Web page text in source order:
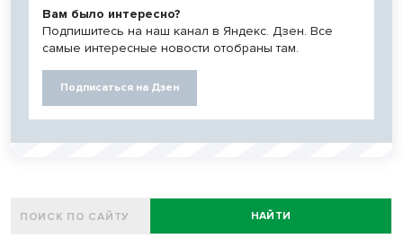
Вам было интересно?
Подпишитесь на наш канал в Яндекс. Дзен. Все
самые интересные новости отобраны там.
Подписаться на Дзен
НАЙТИ